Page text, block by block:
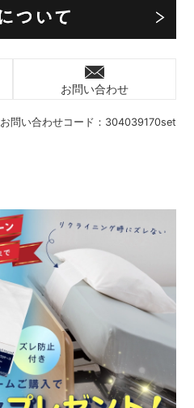
お問い合わせコード： 304039170set
お問い合わせ